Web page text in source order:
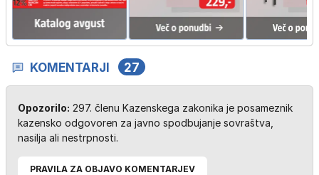
KOMENTARJI 27
Opozorilo: 297. členu Kazenskega zakonika je posameznik
kazensko odgovoren za javno spodbujanje sovraštva,
nasilja ali nestrpnosti.
PRAVILA ZA OBJAVO KOMENTARJEV